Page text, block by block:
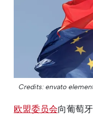
Credits: envato
欧盟委员会向葡萄